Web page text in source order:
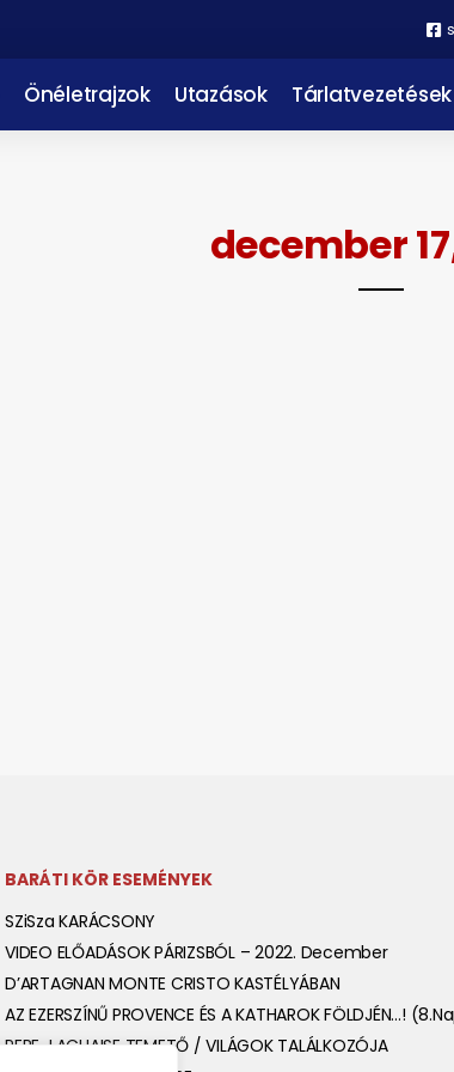
Önéletrajzok Utazások Tárlatvezetések
december
BARÁTI KÖR ESEMÉNYEK
SZiSza KARÁCSONY
VIDEO ELŐADÁSOK PÁRIZSBÓL – 2022. December
D’ARTAGNAN MONTE CRISTO KASTÉLYÁBAN
AZ EZERSZÍNŰ PROVENCE ÉS A KATHAROK FÖLDJÉN…!
PERE-LACHAISE TEMETŐ / VILÁGOK TALÁLKOZÓJA